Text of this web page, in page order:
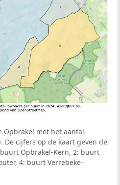
Opbrakel met het aantal
De cijfers op de kaart geven de
Opbrakel-Kern, 2: buurt
4: buurt Verrebeke-